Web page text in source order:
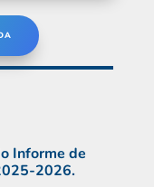
Informe de
2026.